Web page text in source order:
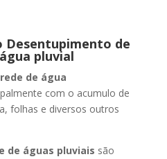
Desentupimento de
pluvial
de água
com o acumulo de
folhas e diversos outros
de águas pluviais são